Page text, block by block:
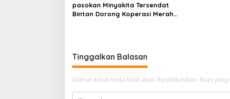
pasokan Minyakita Tersendat
Bintan Dorong Koperasi Merah
Tinggalkan Balasan
Alamat email Anda tidak akan dipublikasikan. Ruas